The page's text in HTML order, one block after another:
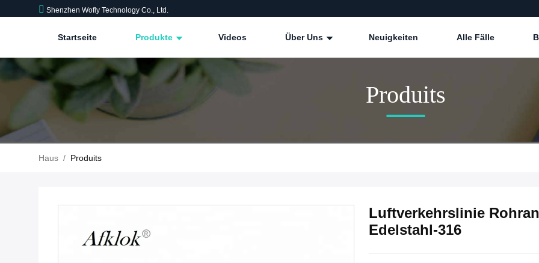
Shenzhen Wofly Technology Co., Ltd.
Startseite Produkte Videos Über Uns Neuigkeiten Alle Fälle
Produits
Haus / Produits
Luftverkehrslinie
Edelstahl-316